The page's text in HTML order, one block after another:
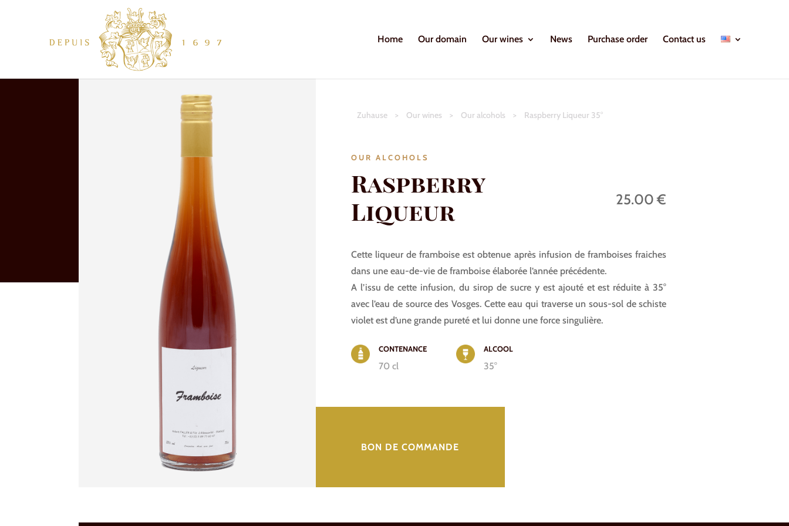
Home Our domain Our wines News Purchase order Contact us
Zuhause > Our wines > Our alcohols > Raspberry Liqueur 35°
OUR ALCOHOLS
Raspberry
Liqueur
25.00 €
Cette liqueur de framboise est obtenue après infusion de framboises fraiches
dans une eau-de-vie de framboise élaborée l’année précédente.
A l’issu de cette infusion, du sirop de sucre y est ajouté et est réduite à 35°
avec l’eau de source des Vosges. Cette eau qui traverse un sous-sol de schiste
violet est d’une grande pureté et lui donne une force singulière.
CONTENANCE
70 cl
ALCOOL
35°
BON DE COMMANDE